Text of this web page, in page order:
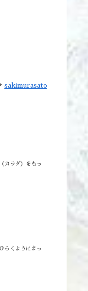
sakimurasato
カラダ）をもっ
らくようにまっ